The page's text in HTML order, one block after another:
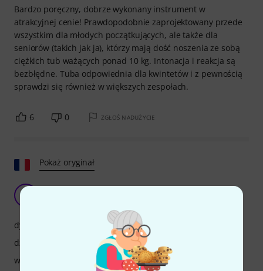
Bardzo poręczny, dobrze wykonany instrument w
atrakcyjnej cenie! Prawdopodobnie zaprojektowany przede
wszystkim dla młodych początkujących, ale także dla
seniorów (takich jak ja), którzy mają dość noszenia ze sobą
ciężkich tub ważących ponad 10 kg. Intonacja i reakcja są
bezbłędne. Tuba odpowiednia dla kwintetów i z pewnością
sprawdzi się również w większych zespołach.
6 0 ZGŁOŚ NADUŻYCIE
Pokaż oryginał
dynamika
dźwięk
wykończenie